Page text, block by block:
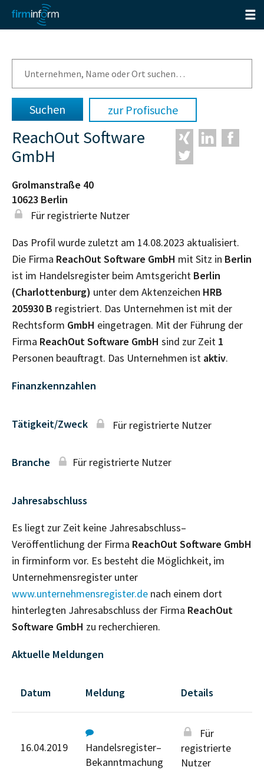
zur Profisuche
ReachOut Software
GmbH
Grolmanstraße 40
10623 Berlin
Für registrierte Nutzer
Das Profil wurde zuletzt am 14.08.2023 aktualisiert.
Die Firma ReachOut Software GmbH mit Sitz in Berlin
ist im Handelsregister beim Amtsgericht Berlin
(Charlottenburg) unter dem Aktenzeichen HRB
205930 B registriert. Das Unternehmen ist mit der
Rechtsform GmbH eingetragen. Mit der Führung der
Firma ReachOut Software GmbH sind zur Zeit 1
Personen beauftragt. Das Unternehmen ist aktiv.
Finanzkennzahlen
Tätigkeit/Zweck Für registrierte Nutzer
Branche Für registrierte Nutzer
Jahresabschluss
Es liegt zur Zeit keine Jahresabschluss–
Veröffentlichung der Firma ReachOut Software GmbH
in firminform vor. Es besteht die Möglichkeit, im
Unternehmensregister unter
www.unternehmensregister.de nach einem dort
hinterlegten Jahresabschluss der Firma ReachOut
Software GmbH zu recherchieren.
Aktuelle Meldungen
Datum Meldung Details
16.04.2019
Handelsregister–
Bekanntmachung
Für
registrierte
Nutzer